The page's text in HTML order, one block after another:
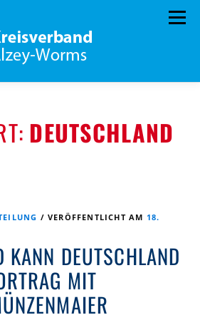
Menü
KONTAKT
DEUTSCHLAND
/VERÖFFENTLICHT AM 18.
KANN DEUTSCHLAND
MIT